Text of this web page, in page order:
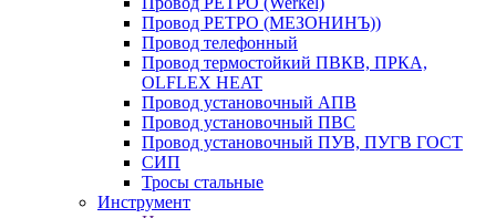
Провод РЕТРО (МЕЗОНИНЪ))
Провод телефонный
Провод термостойкий ПВКВ, ПРКА,
OLFLEX HEAT
Провод установочный АПВ
Провод установочный ПВС
Провод установочный ПУВ, ПУГВ ГОСТ
СИП
Тросы стальные
Инструмент